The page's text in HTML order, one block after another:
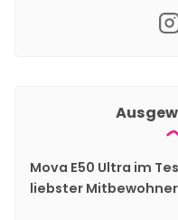
Mova E50 Ultra im
liebster Mitbewohner